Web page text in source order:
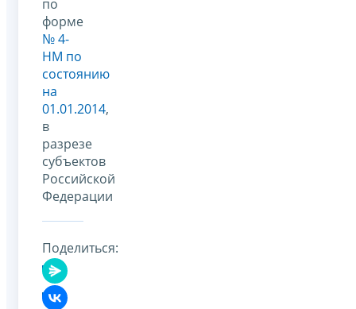
по
форме
№ 4-
НМ по
состоянию
на
01.01.2014,
в
разрезе
субъектов
Российской
Федерации
Поделиться: